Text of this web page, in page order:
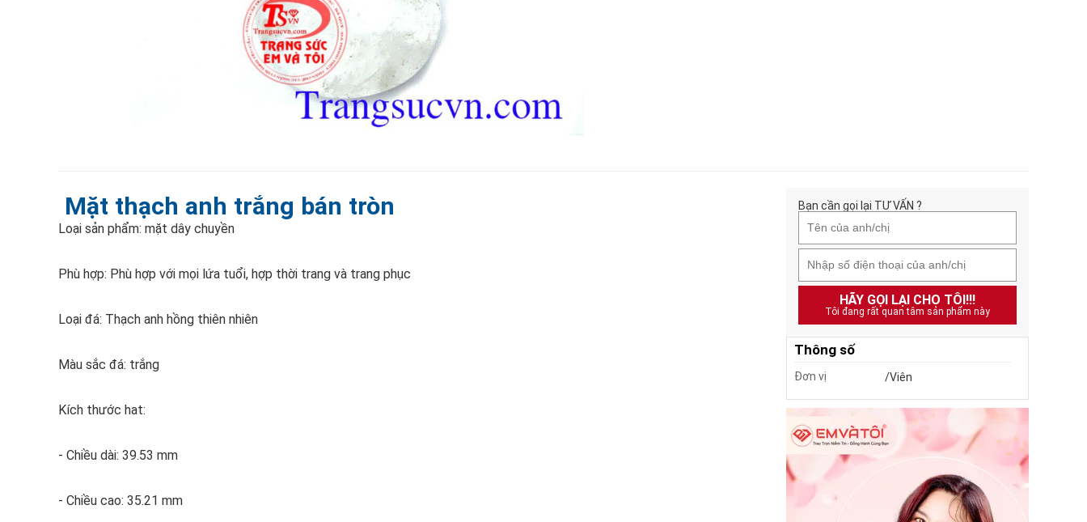
Mặt thạch anh trắng bán tròn
Loại sản phẩm: mặt dây chuyền
Phù hợp: Phù hợp với mọi lứa tuổi, hợp thời trang và trang phục
Loại đá: Thạch anh hồng thiên nhiên
Màu sắc đá: trắng
Kích thước hat:
- Chiều dài: 39.53 mm
- Chiều cao: 35.21 mm
Bạn cần gọi lại TƯ VẤN ?
HÃY GỌI LẠI CHO TÔI!!!
Tôi đang rất quan tâm sản phẩm này
Thông số
Đơn vị /Viên